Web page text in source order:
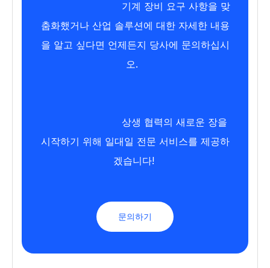
기계 장비 요구 사항을 맞
춤화했거나 산업 솔루션에 대한 자세한 내용
을 알고 싶다면 언제든지 당사에 문의하십시
오.
상생 협력의 새로운 장을
시작하기 위해 일대일 전문 서비스를 제공하
겠습니다!
문의하기